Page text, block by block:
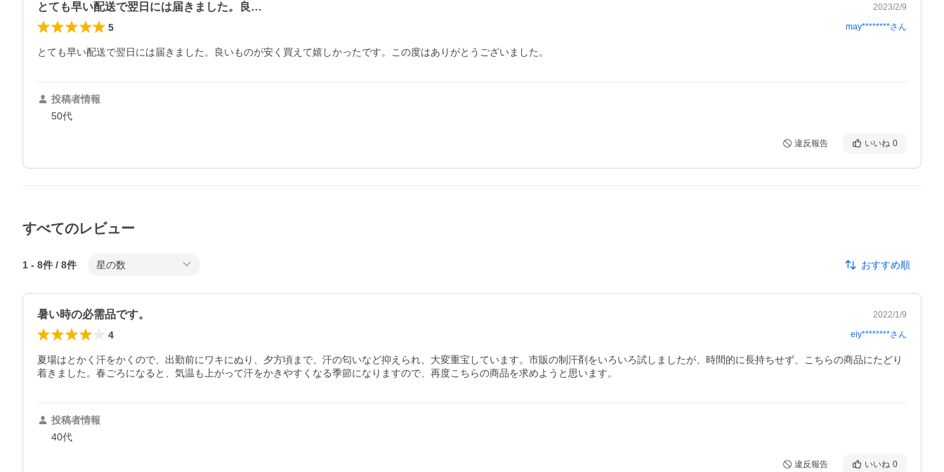
とても早い配送で翌日には届きました。良… 2023/2/9
5 may********さん
とても早い配送で翌日には届きました。良いものが安く買えて嬉しかったです。この度はありがとうございました。
投稿者情報
50代
違反報告 いいね 0
すべてのレビュー
1 - 8件 / 8件 星の数 おすすめ順
暑い時の必需品です。 2022/1/9
4 eiy********さん
夏場はとかく汗をかくので、出勤前にワキにぬり、夕方頃まで、汗の匂いなど抑えられ、大変重宝しています。市販の制汗剤をいろいろ試しましたが、時間的に長持ちせず、こちらの商品にたどり
着きました。春ごろになると、気温も上がって汗をかきやすくなる季節になりますので、再度こちらの商品を求めようと思います。
投稿者情報
40代
違反報告 いいね 0